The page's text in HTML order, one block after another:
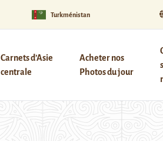
Turkménistan
Carnets d’Asie
centrale
Acheter nos
Photos du jour